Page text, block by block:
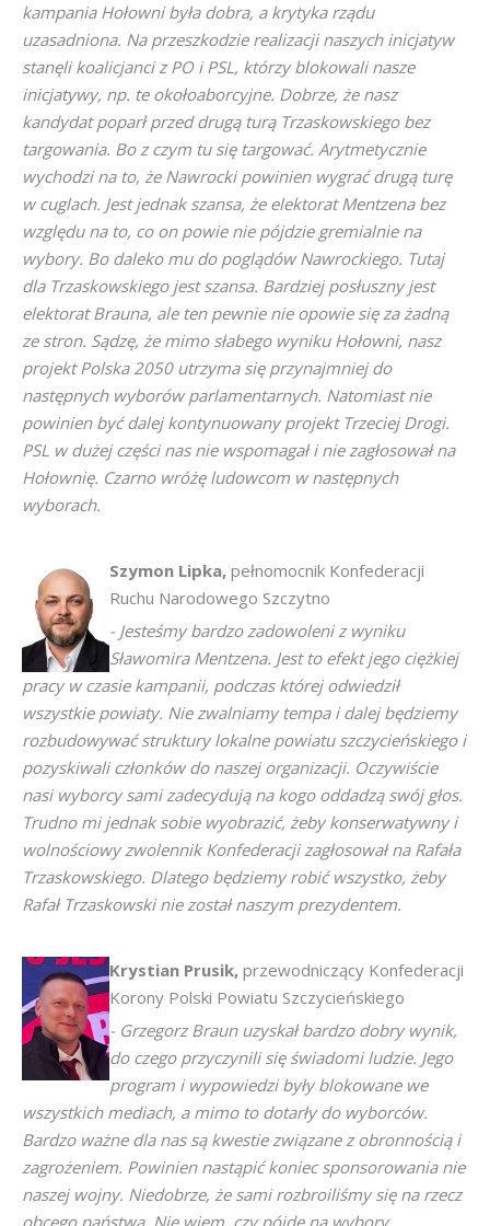
kampania Hołowni była dobra, a krytyka rządu
uzasadniona. Na przeszkodzie realizacji naszych inicjatyw
stanęli koalicjanci z PO i PSL, którzy blokowali nasze
inicjatywy, np. te okołoaborcyjne. Dobrze, że nasz
kandydat poparł przed drugą turą Trzaskowskiego bez
targowania. Bo z czym tu się targować. Arytmetycznie
wychodzi na to, że Nawrocki powinien wygrać drugą turę
w cuglach. Jest jednak szansa, że elektorat Mentzena bez
względu na to, co on powie nie pójdzie gremialnie na
wybory. Bo daleko mu do poglądów Nawrockiego. Tutaj
dla Trzaskowskiego jest szansa. Bardziej posłuszny jest
elektorat Brauna, ale ten pewnie nie opowie się za żadną
ze stron. Sądzę, że mimo słabego wyniku Hołowni, nasz
projekt Polska 2050 utrzyma się przynajmniej do
następnych wyborów parlamentarnych. Natomiast nie
powinien być dalej kontynuowany projekt Trzeciej Drogi.
PSL w dużej części nas nie wspomagał i nie zagłosował na
Hołownię. Czarno wróżę ludowcom w następnych
wyborach.
Szymon Lipka, pełnomocnik Konfederacji
Ruchu Narodowego Szczytno
- Jesteśmy bardzo zadowoleni z wyniku
Sławomira Mentzena. Jest to efekt jego ciężkiej
pracy w czasie kampanii, podczas której odwiedził
wszystkie powiaty. Nie zwalniamy tempa i dalej będziemy
rozbudowywać struktury lokalne powiatu szczycieńskiego i
pozyskiwali członków do naszej organizacji. Oczywiście
nasi wyborcy sami zadecydują na kogo oddadzą swój głos.
Trudno mi jednak sobie wyobrazić, żeby konserwatywny i
wolnościowy zwolennik Konfederacji zagłosował na Rafała
Trzaskowskiego. Dlatego będziemy robić wszystko, żeby
Rafał Trzaskowski nie został naszym prezydentem.
Krystian Prusik, przewodniczący Konfederacji
Korony Polski Powiatu Szczycieńskiego
- Grzegorz Braun uzyskał bardzo dobry wynik,
do czego przyczynili się świadomi ludzie. Jego
program i wypowiedzi były blokowane we
wszystkich mediach, a mimo to dotarły do wyborców.
Bardzo ważne dla nas są kwestie związane z obronnością i
zagrożeniem. Powinien nastąpić koniec sponsorowania nie
naszej wojny. Niedobrze, że sami rozbroiliśmy się na rzecz
obcego państwa. Nie wiem, czy pójdę na wybory.